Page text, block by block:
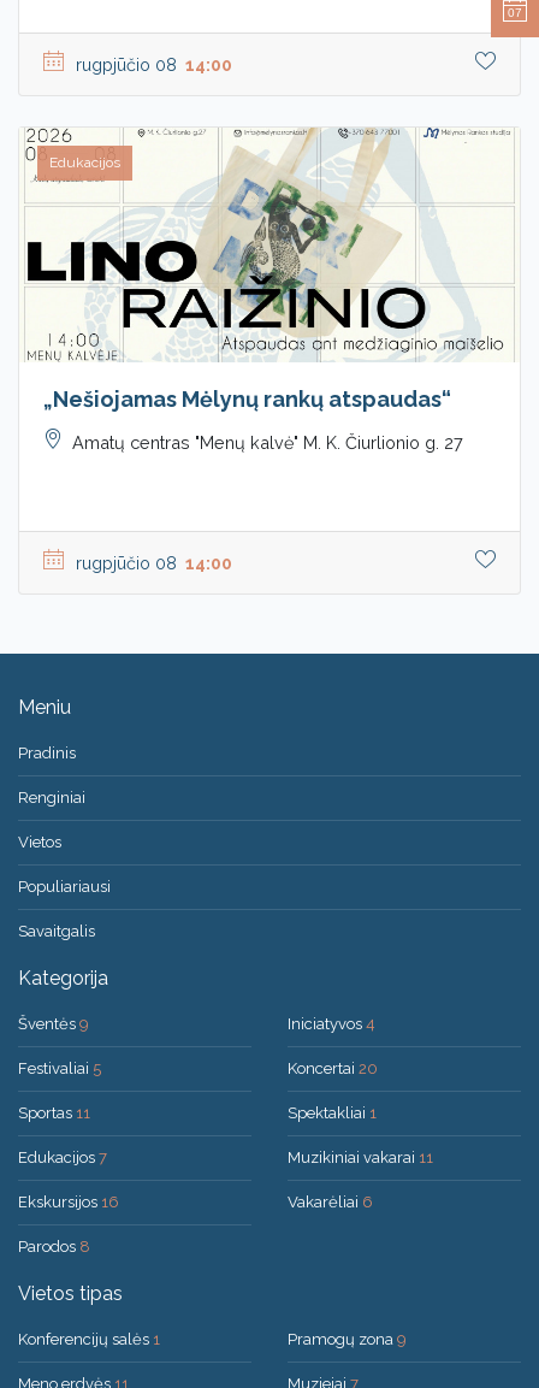
rugpjūčio 08 14:00
Edukacijos
„Nešiojamas Mėlynų rankų atspaudas“
Amatų centras "Menų kalvė" M. K. Čiurlionio g. 27
rugpjūčio 08 14:00
Meniu
Pradinis
Renginiai
Vietos
Populiariausi
Savaitgalis
Kategorija
Šventės 9
Festivaliai 5
Sportas 11
Edukacijos 7
Ekskursijos 16
Parodos 8
Iniciatyvos 4
Koncertai 20
Spektakliai 1
Muzikiniai vakarai 11
Vakarėliai 6
Vietos tipas
Konferencijų salės 1
Meno erdvės 11
Pramogų zona 9
Muziejai 7
07